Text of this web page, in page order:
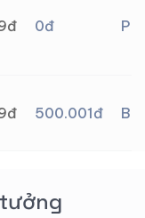
0đ Pro
500.001đ